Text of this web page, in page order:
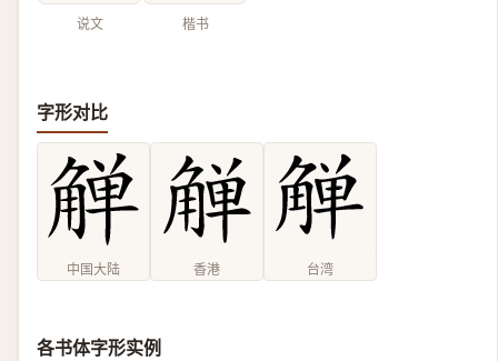
说文 楷书
字形对比
中国大陆 香港 台湾
各书体字形实例